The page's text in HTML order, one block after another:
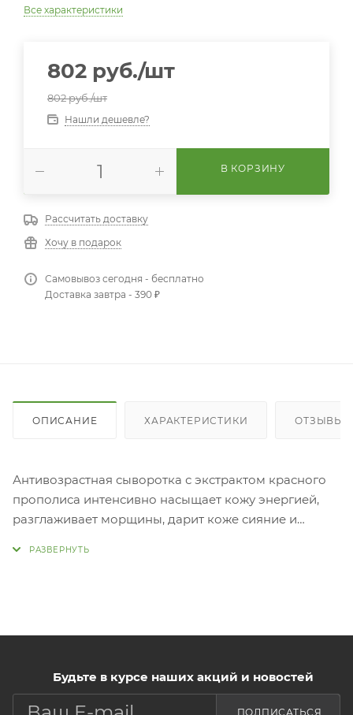
Все характеристики
802 руб./шт
802руб./шт
Нашли дешевле?
В КОРЗИНУ
Рассчитать доставку
Хочу в подарок
Самовывоз сегодня - бесплатно
Доставка завтра - 390 ₽
ОПИСАНИЕ ХАРАКТЕРИСТИКИ ОТЗЫВЫ
Антивозрастная сыворотка с экстрактом красного
прополиса интенсивно насыщает кожу энергией,
разглаживает морщины, дарит коже сияние и
пигментацию, стимулируют клеточное обновление.
питает и увлажняет кожу. Не оставляет ощущения
липкости. Применение: Нанести
Будьте в курсе наших акций и новостей
ПОДПИСАТЬСЯ